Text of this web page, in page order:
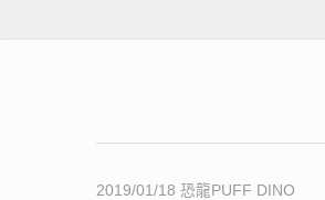
2019/01/18 恐龍PUFF DINO